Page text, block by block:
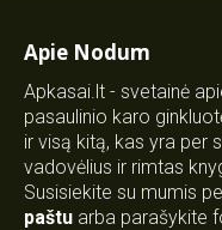
Apie Nodum
Apkasai.lt - svetainė
pasaulinio karo
ir visą kitą, kas yra per
vadovėlius ir rimtas
Susisiekite su mumis
paštu arba parašykite